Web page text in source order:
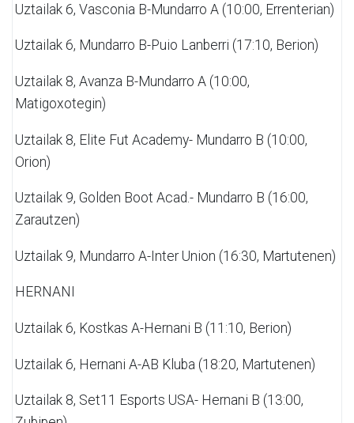
Uztailak 6, Vasconia B-Mundarro A (10:00, Errenterian)
Uztailak 6, Mundarro B-Puio Lanberri (17:10, Berion)
Uztailak 8, Avanza B-Mundarro A (10:00,
Matigoxotegin)
Uztailak 8, Elite Fut Academy- Mundarro B (10:00,
Orion)
Uztailak 9, Golden Boot Acad.- Mundarro B (16:00,
Zarautzen)
Uztailak 9, Mundarro A-Inter Union (16:30, Martutenen)
HERNANI
Uztailak 6, Kostkas A-Hernani B (11:10, Berion)
Uztailak 6, Hernani A-AB Kluba (18:20, Martutenen)
Uztailak 8, Set11 Esports USA- Hernani B (13:00,